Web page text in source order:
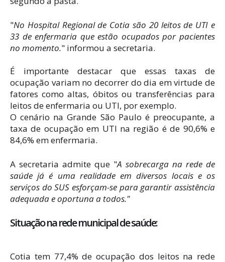
"No Hospital Regional de Cotia são 20 leitos de UTI e
33 de enfermaria que estão ocupados por pacientes
no momento." informou a secretaria.
É importante destacar que essas taxas de
ocupação variam no decorrer do dia em virtude de
fatores como altas, óbitos ou transferências para
leitos de enfermaria ou UTI, por exemplo.
O cenário na Grande São Paulo é preocupante, a
taxa de ocupação em UTI na região é de 90,6% e
84,6% em enfermaria.
A secretaria admite que "A sobrecarga na rede de
saúde já é uma realidade em diversos locais e os
serviços do SUS esforçam-se para garantir assistência
adequada e oportuna a todos."
Situação na rede municipal de saúde:
Cotia tem 77,4% de ocupação dos leitos na rede